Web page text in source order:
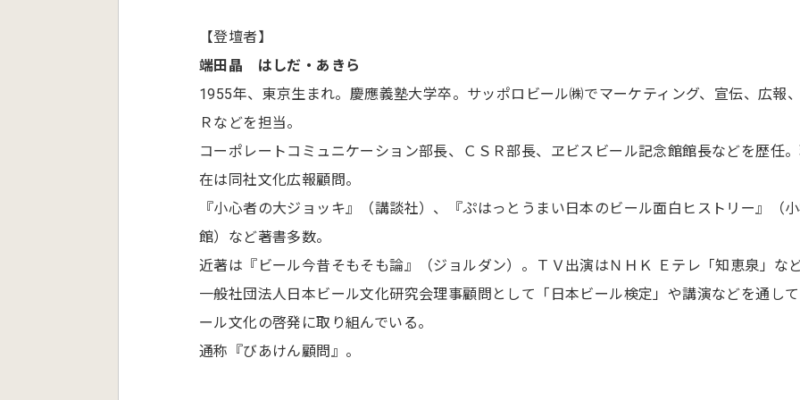
【登壇者】
端田晶 はしだ・あきら
1955年、東京生まれ。慶應義塾大学卒。サッポロビール㈱でマーケティング、宣伝、広報
Ｒなどを担当。
コーポレートコミュニケーション部長、ＣＳＲ部長、ヱビスビール記念館館長などを歴任
在は同社文化広報顧問。
『小心者の大ジョッキ』（講談社）、『ぷはっとうまい日本のビール面白ヒストリー』（
館）など著書多数。
近著は『ビール今昔そもそも論』（ジョルダン）。ＴＶ出演はＮＨＫ Ｅテレ「知恵泉」など
一般社団法人日本ビール文化研究会理事顧問として「日本ビール検定」や講演などを通し
ール文化の啓発に取り組んでいる。
通称『びあけん顧問』。